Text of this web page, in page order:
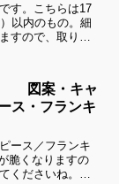
す。こちらは17
以内のもの。細
すので、取り扱
とが難しい時
] 図案・キャ
ス・フランキ
ース／フランキ
脆くなりますの
くださいね。こ